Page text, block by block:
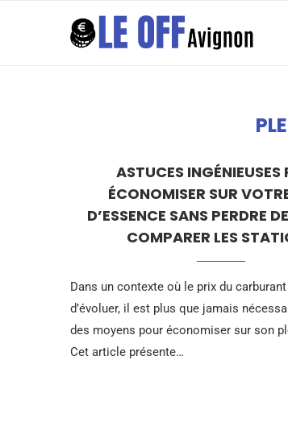
ASTUCES INGÉNIEUSES
ÉCONOMISER SUR
D’ESSENCE SANS PERDRE
COMPARER LES
Dans un contexte où le prix du
d’évoluer, il est plus que jamais
des moyens pour économiser sur son
Cet article présente…